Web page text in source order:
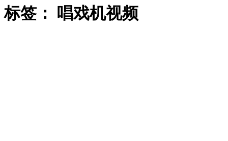
标签： 唱戏机视频